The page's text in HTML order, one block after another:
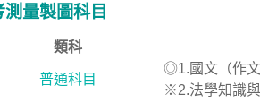
測量製圖科目
類科
普通科目
◎1.國文（作文
※2.法學知識